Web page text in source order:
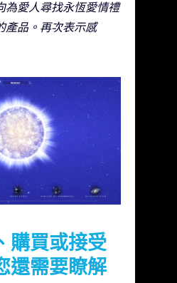
為愛人尋找永恆愛情禮
產品。再次表示感
購買或接受
還需要瞭解